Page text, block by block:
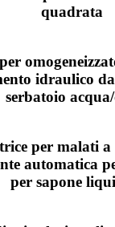
quadrata
idraulico
serbatoio
per malati a
automatica
per sapone